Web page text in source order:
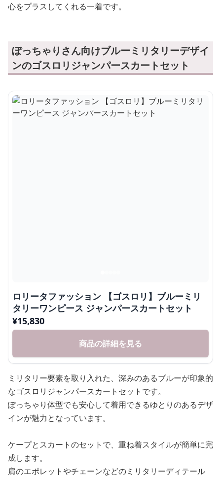
心をプラスしてくれる一着です。
ぽっちゃりさん向けブルーミリタリーデザイ
ンのゴスロリジャンパースカートセット
ロリータファッション 【ゴスロリ】ブルーミリ
タリーワンピース ジャンパースカートセット
¥15,830
商品の詳細を見る
ミリタリー要素を取り入れた、深みのあるブルーが印象的
なゴスロリジャンパースカートセットです。
ぽっちゃり体型でも安心して着用できるゆとりのあるデザ
インが魅力となっています。
ケープとスカートのセットで、重ね着スタイルが簡単に完
成します。
肩のエポレットやチェーンなどのミリタリーディテール